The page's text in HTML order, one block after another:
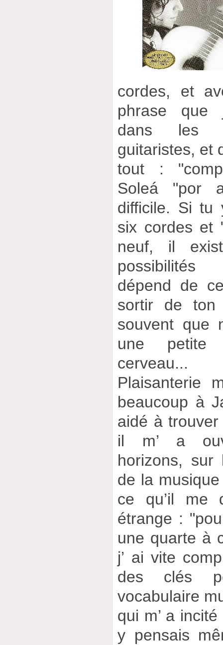
cordes, et
phrase que
dans les
guitaristes, et
tout :
Soleá "por
difficile. Si tu
six cordes et
neuf, il
possibilités
dépend de
sortir de ton
souvent que
une
cerveau...
Plaisanterie
beaucoup à
aidé à
il m’ a
horizons, sur
de la
ce qu’il me
étrange :
une quarte à
j’ ai vite
des clés
vocabulaire
qui m’ a
y pensais